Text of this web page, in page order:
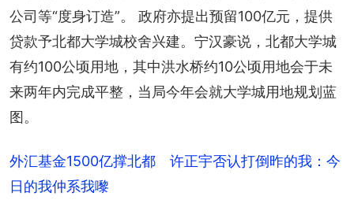
公司等“度身订造”。 政府亦提出预留100亿元，提供
贷款予北都大学城校舍兴建。宁汉豪说，北都大学城
有约100公顷用地，其中洪水桥约10公顷用地会于未
来两年内完成平整，当局今年会就大学城用地规划蓝
图。
外汇基金1500亿撑北都 许正宇否认打倒昨的我：今
日的我仲系我嚟